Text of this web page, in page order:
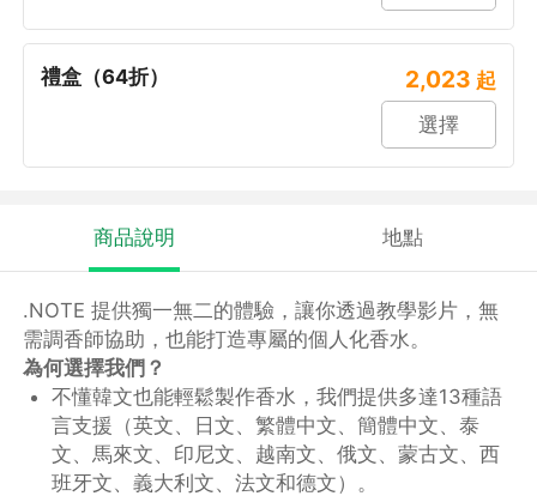
禮盒（64折） 2,023 起
選擇
商品說明 地點
.NOTE 提供獨一無二的體驗，讓你透過教學影片，無
需調香師協助，也能打造專屬的個人化香水。
為何選擇我們？
不懂韓文也能輕鬆製作香水，我們提供多達13種語
言支援（英文、日文、繁體中文、簡體中文、泰
文、馬來文、印尼文、越南文、俄文、蒙古文、西
班牙文、義大利文、法文和德文）。